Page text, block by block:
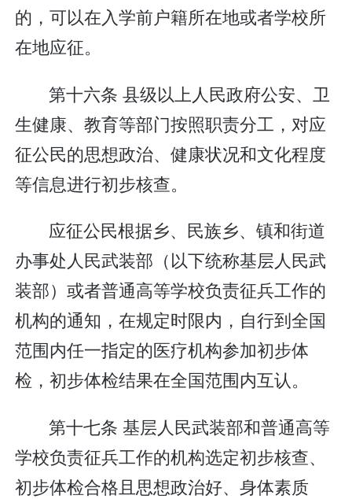
的，可以在入学前户籍所在地或者学校所
在地应征。
第十六条 县级以上人民政府公安、卫
生健康、教育等部门按照职责分工，对应
征公民的思想政治、健康状况和文化程度
等信息进行初步核查。
应征公民根据乡、民族乡、镇和街道
办事处人民武装部（以下统称基层人民武
装部）或者普通高等学校负责征兵工作的
机构的通知，在规定时限内，自行到全国
范围内任一指定的医疗机构参加初步体
检，初步体检结果在全国范围内互认。
第十七条 基层人民武装部和普通高等
学校负责征兵工作的机构选定初步核查、
初步体检合格且思想政治好、身体素质